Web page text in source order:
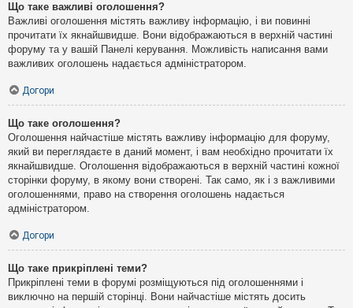
Що таке важливі оголошення?
Важливі оголошення містять важливу інформацію, і ви повинні
прочитати їх якнайшвидше. Вони відображаються в верхній частині
форуму та у вашій Панелі керування. Можливість написання вами
важливих оголошень надається адміністратором.
Догори
Що таке оголошення?
Оголошення найчастіше містять важливу інформацію для форуму,
який ви переглядаєте в даний момент, і вам необхідно прочитати їх
якнайшвидше. Оголошення відображаються в верхній частині кожної
сторінки форуму, в якому вони створені. Так само, як і з важливими
оголошеннями, право на створення оголошень надається
адміністратором.
Догори
Що таке прикріплені теми?
Прикріплені теми в форумі розміщуються під оголошеннями і
виключно на першій сторінці. Вони найчастіше містять досить